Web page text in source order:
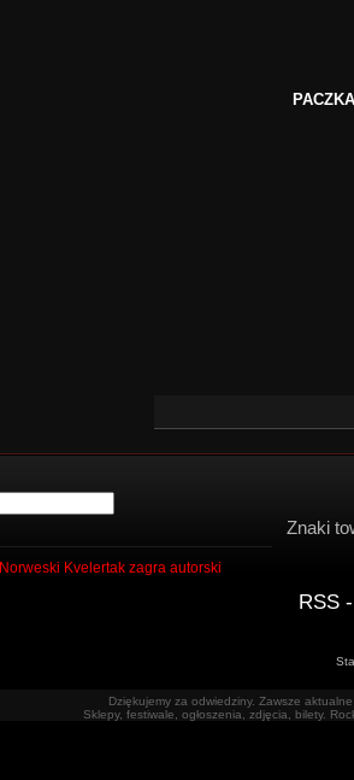
Norweski Kvelertak zagra autorski
Znaki
RSS
Dziękujemy za odwiedziny. Zawsze
Sklepy, festiwale, ogłoszenia, zdjęcia, bilety.